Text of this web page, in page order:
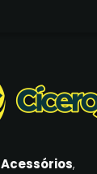
Acessórios,